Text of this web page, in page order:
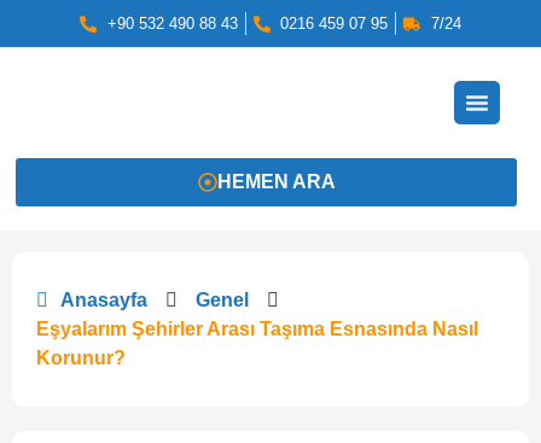
+90 532 490 88 43 0216 459 07 95 7/24
HEMEN ARA
Anasayfa
Genel
Eşyalarım Şehirler Arası Taşıma Esnasında Nasıl
Korunur?